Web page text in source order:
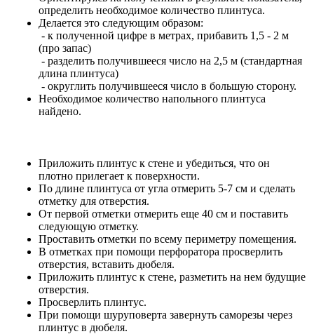
определить необходимое количество плинтуса.
Делается это следующим образом:
- к полученной цифре в метрах, прибавить 1,5 - 2 м
(про запас)
- разделить получившееся число на 2,5 м (стандартная
длина плинтуса)
- округлить получившееся число в большую сторону.
Необходимое количество напольного плинтуса
найдено.
Приложить плинтус к стене и убедиться, что он
плотно прилегает к поверхности.
По длине плинтуса от угла отмерить 5-7 см и сделать
отметку для отверстия.
От первой отметки отмерить еще 40 см и поставить
следующую отметку.
Проставить отметки по всему периметру помещения.
В отметках при помощи перфоратора просверлить
отверстия, вставить дюбеля.
Приложить плинтус к стене, разметить на нем будущие
отверстия.
Просверлить плинтус.
При помощи шуруповерта завернуть саморезы через
плинтус в дюбеля.